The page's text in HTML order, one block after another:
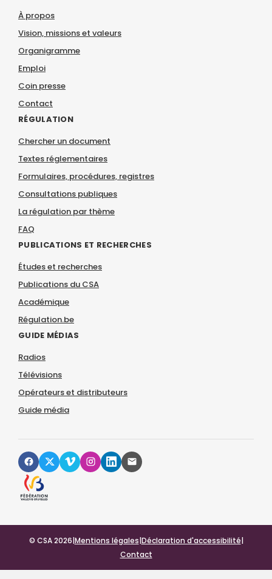
À propos
Vision, missions et valeurs
Organigramme
Emploi
Coin presse
Contact
RÉGULATION
Chercher un document
Textes réglementaires
Formulaires, procédures, registres
Consultations publiques
La régulation par thème
FAQ
PUBLICATIONS ET RECHERCHES
Études et recherches
Publications du CSA
Académique
Régulation.be
GUIDE MÉDIAS
Radios
Télévisions
Opérateurs et distributeurs
Guide média
© CSA 2026|Mentions légales|Déclaration d'accessibilité|
Contact